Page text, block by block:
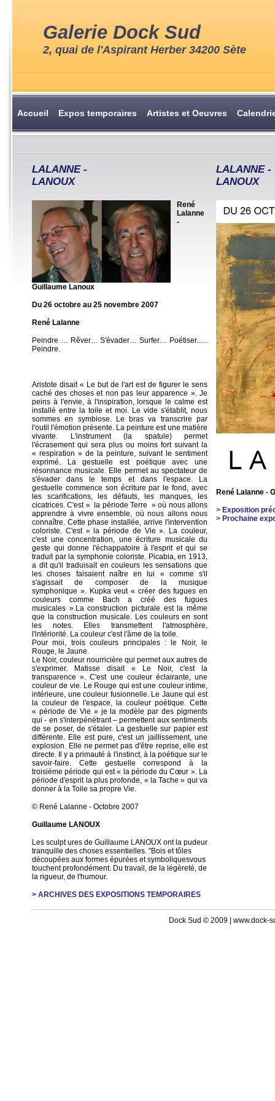
Galerie Dock Sud
2, quai de l'Aspirant Herber 34200 Sète
Accueil Expos temporaires Artistes et Oeuvres
LALANNE -
LANOUX
René
Lalanne
-
Guillaume Lanoux
Du 26 octobre au 25 novembre 2007
René Lalanne
Peindre … Rêver… S'évader… Surfer… Poétiser......
Peindre.
Aristote disait « Le but de l'art est de figurer le sens
caché des choses et non pas leur apparence ». Je
peins à l'envie, à l'inspiration, lorsque le calme est
installé entre la toile et moi. Le vide s'établit, nous
sommes en symbiose. Le bras va transcrire par
l'outil l'émotion présente. La peinture est une matière
vivante. L'instrument (la spatule) permet
l'écrasement qui sera plus ou moins fort suivant la
« respiration » de la peinture, suivant le sentiment
exprimé. La gestuelle est poétique avec une
résonnance musicale. Elle permet au spectateur de
s'évader dans le temps et dans l'espace. La
gestuelle commence son écriture par le fond, avec
les scarifications, les défauts, les manques, les
cicatrices. C'est « la période Terre » où nous allons
apprendre à vivre ensemble, où nous allons nous
connaître. Cette phase installée, arrive l'intervention
coloriste. C'est « la période de Vie ». La couleur,
c'est une concentration, une écriture musicale du
geste qui donne l'échappatoire à l'esprit et qui se
traduit par la symphonie coloriste. Picabia, en 1913,
a dit qu'il traduisait en couleurs les sensations que
les choses faisaient naître en lui « comme s'il
s'agissait de composer de la musique
symphonique ». Kupka veut « créer des fugues en
couleurs comme Bach a créé des fugues
musicales ».La construction picturale est la même
que la construction musicale. Les couleurs en sont
les notes. Elles transmettent l'atmosphère,
l'intériorité. La couleur c'est l'âme de la toile.
Pour moi, trois couleurs principales : le Noir, le
Rouge, le Jaune.
Le Noir, couleur nourricière qui permet aux autres de
s'exprimer. Matisse disait « Le Noir, c'est la
transparence ». C'est une couleur éclairante, une
couleur de vie. Le Rouge qui est une couleur intime,
intérieure, une couleur fusionnelle. Le Jaune qui est
la couleur de l'espace, la couleur poétique. Cette
« période de Vie » je la modèle par des pigments
qui - en s'interpénétrant – permettent aux sentiments
de se poser, de s'étaler. La gestuelle sur papier est
différente. Elle est pure, c'est un jaillissement, une
explosion. Elle ne permet pas d'être reprise, elle est
directe. Il y a primauté à l'instinct, à la poétique sur le
savoir-faire. Cette gestuelle correspond à la
troisième période qui est « la période du Cœur ». La
période d'esprit la plus profonde, « la Tache » qui va
donner à la Toile sa propre Vie.
© René Lalanne - Octobre 2007
Guillaume LANOUX
Les sculpt ures de Guillaume LANOUX ont la pudeur
tranquille des choses essentielles. "Bois et tôles
découpées aux formes épurées et symboliquesvous
touchent profondément. Du travail, de la légèreté, de
la rigueur, de l'humour.
> ARCHIVES DES EXPOSITIONS TEMPORAIRES
LALANNE -
LANOUX
René Lalanne -
> Exposition
> Prochaine
Dock Sud © 2009 | www.dock-